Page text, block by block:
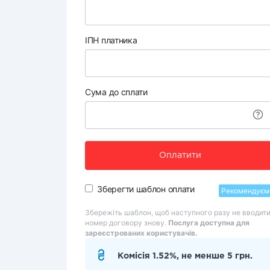
ІПН платника
Сума до сплати
Оплатити
Зберегти шаблон оплати
Збережіть шаблон, щоб наступного разу не вводити
номер договору знову. Послуга доступна для
зареєстрованих користувачів.
Комісія 1.52%, не менше 5 грн.